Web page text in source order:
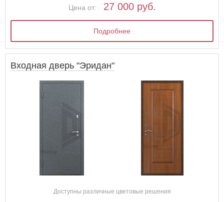
Цена от: 27 000 руб.
Подробнее
Входная дверь "Эридан"
Доступны различные цветовые решения